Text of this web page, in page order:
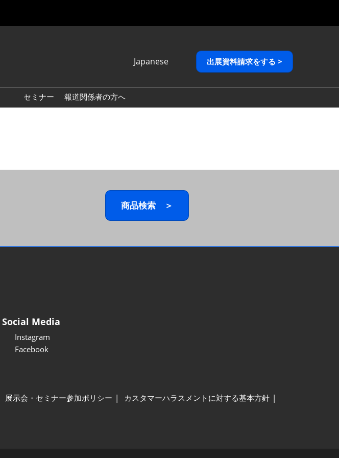
Japanese
English
繁體中文
出展資料請求をする >
セミナー 報道関係者の方へ
商品検索 ＞
Social Media
Instagram
Facebook
展示会・セミナー参加ポリシー
カスタマーハラスメントに対する基本方針